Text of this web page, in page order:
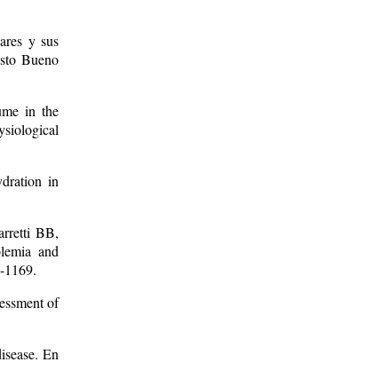
y sus
Bueno
in the
in
BB,
and
of
En